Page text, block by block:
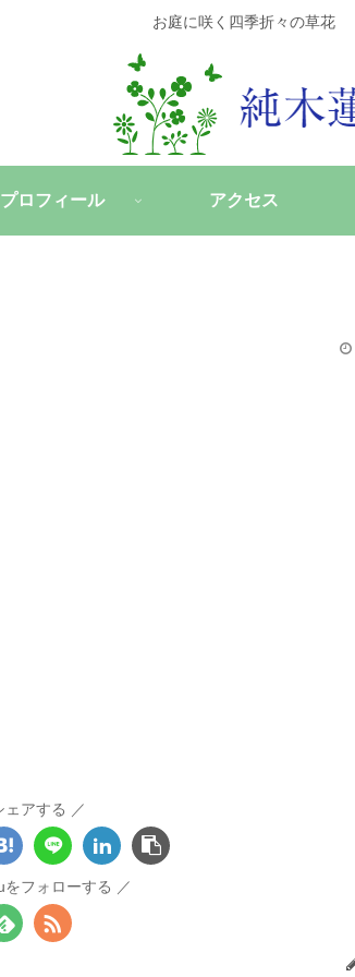
お庭に咲く四季折々の草花
プロフィール アクセス
ェアする
フォローする